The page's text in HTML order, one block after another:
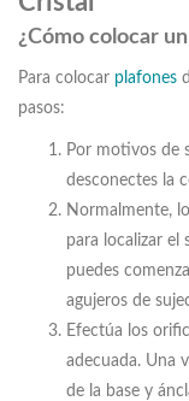
¿Cómo colocar
Para colocar plafones
pasos:
Por motivos de
desconectes la
Normalmente,
para localizar el
puedes
agujeros de
Efectúa los
adecuada. Una
de la base y